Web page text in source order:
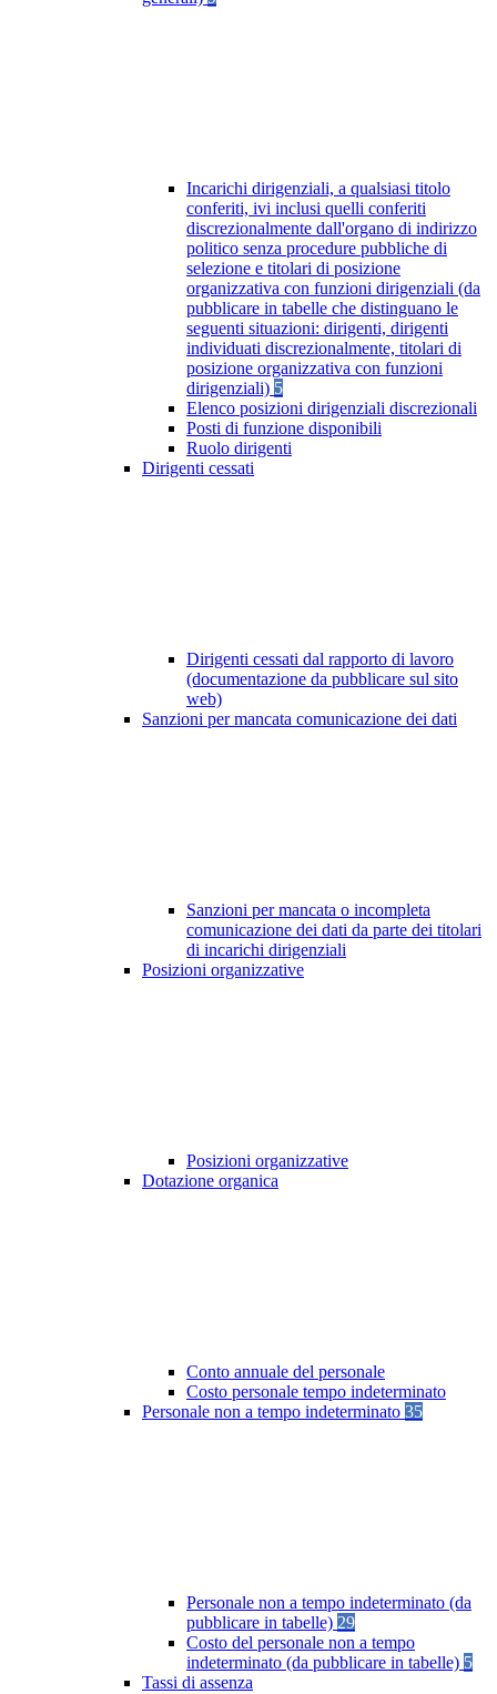
Incarichi dirigenziali, a qualsiasi titolo
conferiti, ivi inclusi quelli conferiti
discrezionalmente dall'organo di indirizzo
politico senza procedure pubbliche di
selezione e titolari di posizione
organizzativa con funzioni dirigenziali (da
pubblicare in tabelle che distinguano le
seguenti situazioni: dirigenti, dirigenti
individuati discrezionalmente, titolari di
posizione organizzativa con funzioni
dirigenziali) 5
Elenco posizioni dirigenziali discrezionali
Posti di funzione disponibili
Ruolo dirigenti
Dirigenti cessati
Dirigenti cessati dal rapporto di lavoro
(documentazione da pubblicare sul sito
web)
Sanzioni per mancata comunicazione dei dati
Sanzioni per mancata o incompleta
comunicazione dei dati da parte dei titolari
di incarichi dirigenziali
Posizioni organizzative
Posizioni organizzative
Dotazione organica
Conto annuale del personale
Costo personale tempo indeterminato
Personale non a tempo indeterminato 35
Personale non a tempo indeterminato (da
pubblicare in tabelle) 29
Costo del personale non a tempo
indeterminato (da pubblicare in tabelle) 5
Tassi di assenza